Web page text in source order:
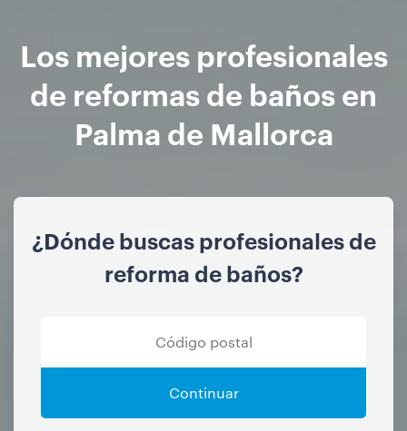
Los mejores profesionales
de reformas de baños en
Palma de Mallorca
¿Dónde buscas profesionales de
reforma de baños?
Continuar